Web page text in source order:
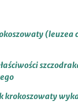
(leuzea
krokoszowaty